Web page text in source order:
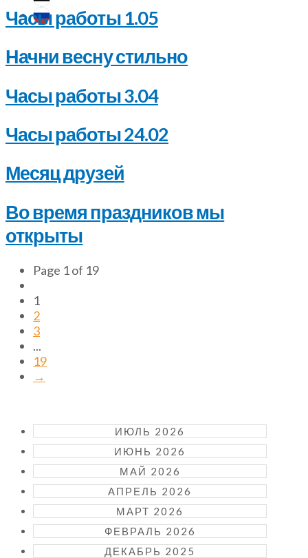
Часы работы 1.05
Начни весну стильно
Часы работы 3.04
Часы работы 24.02
Месяц друзей
Во время праздников мы
открыты
Page 1 of 19
1
2
3
...
19
→
ИЮЛЬ 2026
ИЮНЬ 2026
МАЙ 2026
АПРЕЛЬ 2026
МАРТ 2026
ФЕВРАЛЬ 2026
ДЕКАБРЬ 2025